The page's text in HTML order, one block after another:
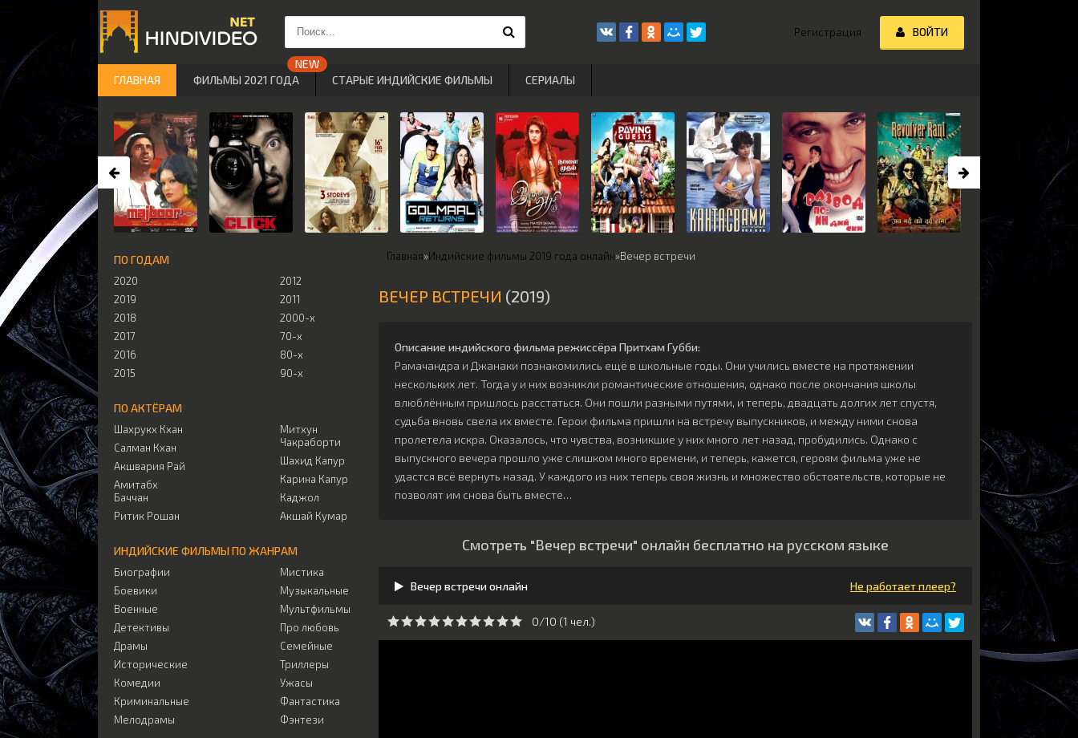
Главная»Индийские фильмы 2019 года онлайн»Вечер встречи
ВЕЧЕР ВСТРЕЧИ (2019)
Описание индийского фильма режиссёра Притхам Губби:
Рамачандра и Джанаки познакомились ещё в школьные годы. Они учились вместе на протяжении
нескольких лет. Тогда у и них возникли романтические отношения, однако после окончания школы
влюблённым пришлось расстаться. Они пошли разными путями, и теперь, двадцать долгих лет спустя,
судьба вновь свела их вместе. Герои фильма пришли на встречу выпускников, и между ними снова
пролетела искра. Оказалось, что чувства, возникшие у них много лет назад, пробудились. Однако с
выпускного вечера прошло уже слишком много времени, и теперь, кажется, героям фильма уже не
удастся всё вернуть назад. У каждого из них теперь своя жизнь и множество обстоятельств, которые не
позволят им снова быть вместе…
Смотреть "Вечер встречи" онлайн бесплатно на русском языке
Вечер встречи онлайн Не работает плеер?
0/10 (1 чeл.)
ПО ГОДАМ
2020
2019
2018
2017
2016
2015
2012
2011
2000-х
70-х
80-х
90-х
ПО АКТЁРАМ
Шахрукх Кхан
Салман Кхан
Акшвария Рай
Амитабх
Баччан
Ритик Рошан
Митхун
Чакраборти
Шахид Капур
Карина Капур
Каджол
Акшай Кумар
ИНДИЙСКИЕ ФИЛЬМЫ ПО ЖАНРАМ
Биографии
Боевики
Военные
Детективы
Драмы
Исторические
Комедии
Криминальные
Мелодрамы
Мистика
Музыкальные
Мультфильмы
Про любовь
Семейные
Триллеры
Ужасы
Фантастика
Фэнтези
Регистрация ВОЙТИ
ГЛАВНАЯ ФИЛЬМЫ 2021 ГОДА СТАРЫЕ ИНДИЙСКИЕ ФИЛЬМЫ СЕРИАЛЫ